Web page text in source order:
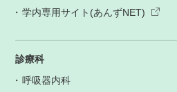
学内専用サイト(あんずNET)
診療科
呼吸器内科